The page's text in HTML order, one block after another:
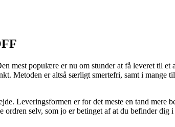
mest populære er nu om stunder at få leveret til et
Metoden er altså særligt smertefri, samt i mange
Leveringsformen er for det meste en tand mere
selv, som jo er betinget af at du befinder dig